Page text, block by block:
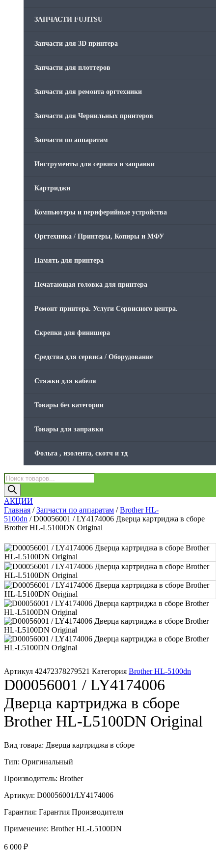
ЗАПЧАСТИ FUJITSU
Запчасти для 3D принтера
Запчасти для плоттеров
Запчасти для ремонта оргтехники
Запчасти для Чернильных принтеров
Запчасти по аппаратам
Инструменты для сервиса и заправки
Картриджи
Компьютеры и периферийные устройства
Оргтехника / Принтеры, Копиры и МФУ
Память для принтера
Печатающая головка для принтера
Ремонт принтера. Услуги Сервисного центра.
Скрепки для финишера
Средства для сервиса / Оборудование
Стяжки для кабеля
Товары без категории
Товары для заправки
Фольга , изолента, скотч и тд
Поиск
товаров
АКЦИИ
Главная /Запчасти по аппаратам /Brother HL-
5100dn / D00056001 / LY4174006 Дверца картриджа в сборе
Brother HL-L5100DN Original
Артикул 42472378279521 Категория Brother HL-5100dn
D00056001 / LY4174006
Дверца картриджа в сборе
Brother HL-L5100DN Original
Вид товара: Дверца картриджа в сборе
Тип: Оригинальный
Производитель: Brother
Артикул: D00056001/LY4174006
Гарантия: Гарантия Производителя
Применение: Brother HL-L5100DN
6 000 ₽